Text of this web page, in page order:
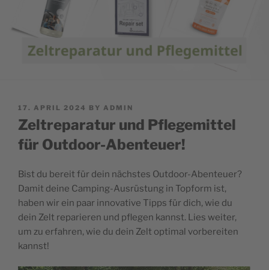
POSTED
ON
17. APRIL 2024 BY ADMIN
Zeltreparatur und Pflegemittel
für Outdoor-Abenteuer!
Bist du bereit für dein nächstes Outdoor-Abenteuer?
Damit deine Camping-Ausrüstung in Topform ist,
haben wir ein paar innovative Tipps für dich, wie du
dein Zelt reparieren und pflegen kannst. Lies weiter,
um zu erfahren, wie du dein Zelt optimal vorbereiten
kannst!